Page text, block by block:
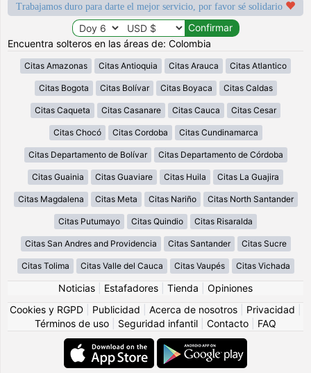
Trabajamos duro para darte el mejor servicio, por favor sé solidario
Encuentra solteros en las áreas de: Colombia
Citas Amazonas Citas Antioquia Citas Arauca Citas Atlantico
Citas Bogota Citas Bolívar Citas Boyaca Citas Caldas
Citas Caqueta Citas Casanare Citas Cauca Citas Cesar
Citas Chocó Citas Cordoba Citas Cundinamarca
Citas Departamento de Bolívar Citas Departamento de Córdoba
Citas Guainia Citas Guaviare Citas Huila Citas La Guajira
Citas Magdalena Citas Meta Citas Nariño Citas North Santander
Citas Putumayo Citas Quindio Citas Risaralda
Citas San Andres and Providencia Citas Santander Citas Sucre
Citas Tolima Citas Valle del Cauca Citas Vaupés Citas Vichada
Noticias Estafadores Tienda
Opiniones
Cookies y RGPD
Publicidad Acerca de nosotros Privacidad
Términos de uso
Seguridad infantil Contacto FAQ